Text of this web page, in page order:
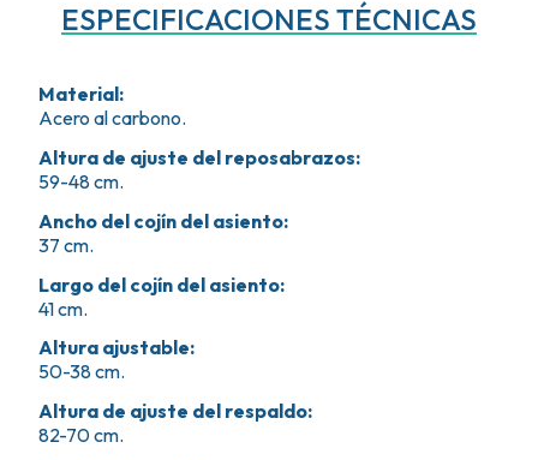
ESPECIFICACIONES TÉCNICAS
Material:
Acero al carbono.
Altura de ajuste del reposabrazos:
59-48 cm.
Ancho del cojín del asiento:
37 cm.
Largo del cojín del asiento:
41 cm.
Altura ajustable:
50-38 cm.
Altura de ajuste del respaldo:
82-70 cm.